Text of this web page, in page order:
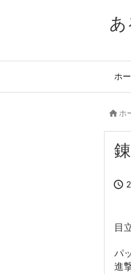
あ
ホ
 ホ

目
パ
進